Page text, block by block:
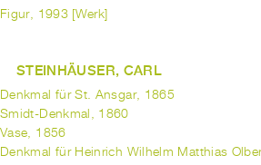
Figur, 1993 [Werk]
STEINHÄUSER, CARL
Denkmal für St. Ansgar, 1865
Smidt-Denkmal, 1860
Vase, 1856
Denkmal für Heinrich Wilhelm Matthias